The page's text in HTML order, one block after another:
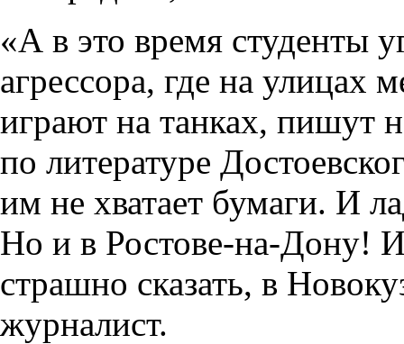
«А в это время студенты
агрессора, где на улицах
играют на танках, пишут
по литературе
им не хватает бумаги. И
Но и в Ростове-на-Дону!
страшно сказать, в
журналист.